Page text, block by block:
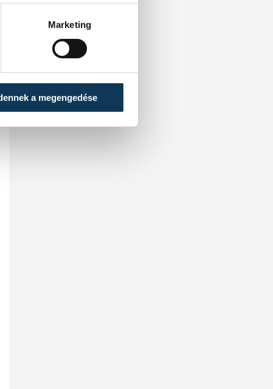
Marketing
a megengedése